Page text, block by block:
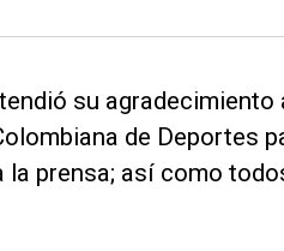
su
de Deportes
la prensa; así como